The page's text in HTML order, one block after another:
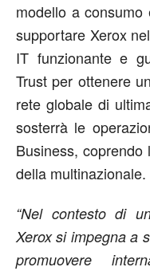
modello a
supportare Xerox
IT funzionante e
Trust per ottenere
rete globale di
sosterrà le
Business,
della multinazionale.
“Nel contesto di
Xerox si impegna a
promuovere